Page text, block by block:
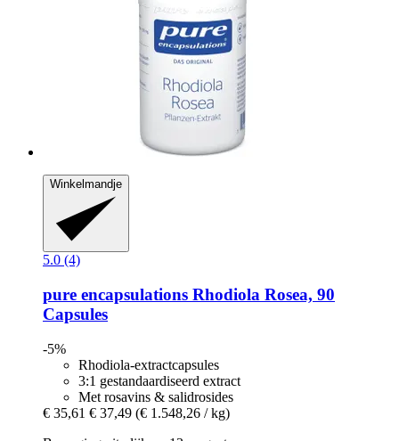
Winkelmandje
5.0 (4)
pure encapsulations Rhodiola Rosea, 90
Capsules
-5%
Rhodiola-extractcapsules
3:1 gestandaardiseerd extract
Met rosavins & salidrosides
€ 35,61 € 37,49 (€ 1.548,26 / kg)